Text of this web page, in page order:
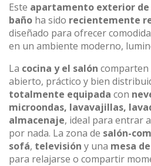
Este apartamento exterior de
baño ha sido recientemente
diseñado para ofrecer
en un ambiente moderno,
La cocina y el salón comparten
abierto, práctico y bien
totalmente equipada con
microondas, lavavajillas,
almacenaje, ideal para entrar
por nada. La zona de salón-
sofá, televisión y una mesa
para relajarse o compartir